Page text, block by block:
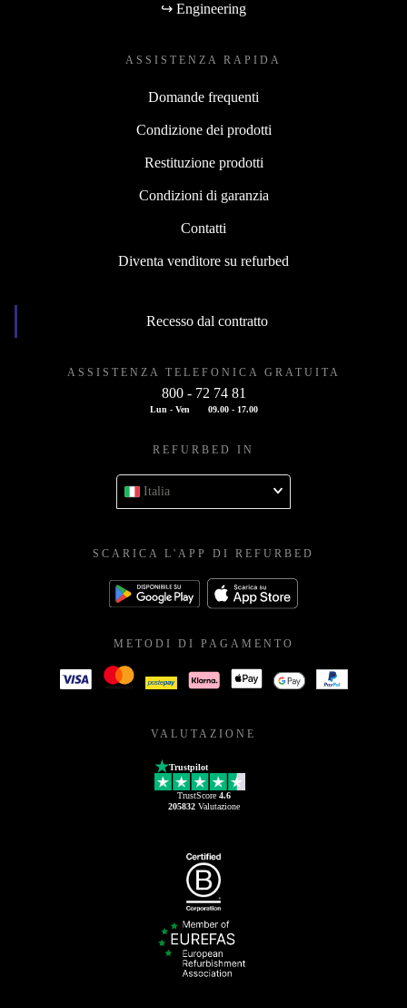
↪ Engineering
ASSISTENZA RAPIDA
Domande frequenti
Condizione dei prodotti
Restituzione prodotti
Condizioni di garanzia
Contatti
Diventa venditore su refurbed
Recesso dal contratto
ASSISTENZA TELEFONICA GRATUITA
800 - 72 74 81
Lun - Ven 09.00 - 17.00
REFURBED IN
Italia
SCARICA L'APP DI REFURBED
METODI DI PAGAMENTO
VALUTAZIONE
Trustpilot
TrustScore 4.6
205832Valutazione